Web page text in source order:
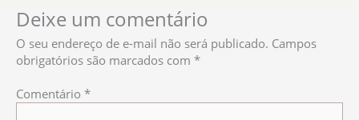
Deixe um comentário
O seu endereço de e-mail não será publicado. Campos
obrigatórios são marcados com *
Comentário *